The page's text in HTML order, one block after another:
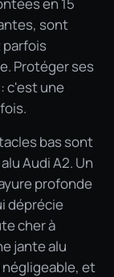
sont
parfois
Protéger ses
c'est une
bas sont
Audi A2. Un
profonde
déprécie
cher à
jante alu
et